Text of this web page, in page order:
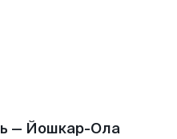
— Йошкар-Ола